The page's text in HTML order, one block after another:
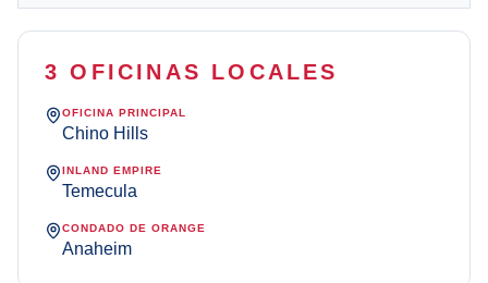
3 OFICINAS LOCALES
OFICINA PRINCIPAL
Chino Hills
INLAND EMPIRE
Temecula
CONDADO DE ORANGE
Anaheim